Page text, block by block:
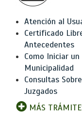
Atención al
Certificado
Antecedentes
Como Iniciar
Municipalidad
Consultas
Juzgados
MÁS